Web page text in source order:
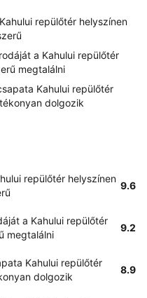
repülőtér helyszínen
a Kahului repülőtér
megtalálni
Kahului repülőtér
dolgozik
repülőtér helyszínen
9.6
a Kahului repülőtér
megtalálni
9.2
Kahului repülőtér
dolgozik
8.9